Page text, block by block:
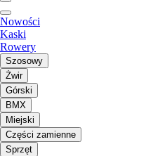
Nowości
Kaski
Rowery
Szosowy
Żwir
Górski
BMX
Miejski
Części zamienne
Sprzęt